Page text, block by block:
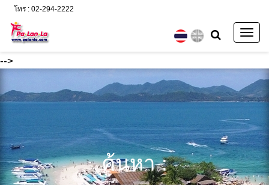
-->
โทร : 02-294-2222
ค้นหา :